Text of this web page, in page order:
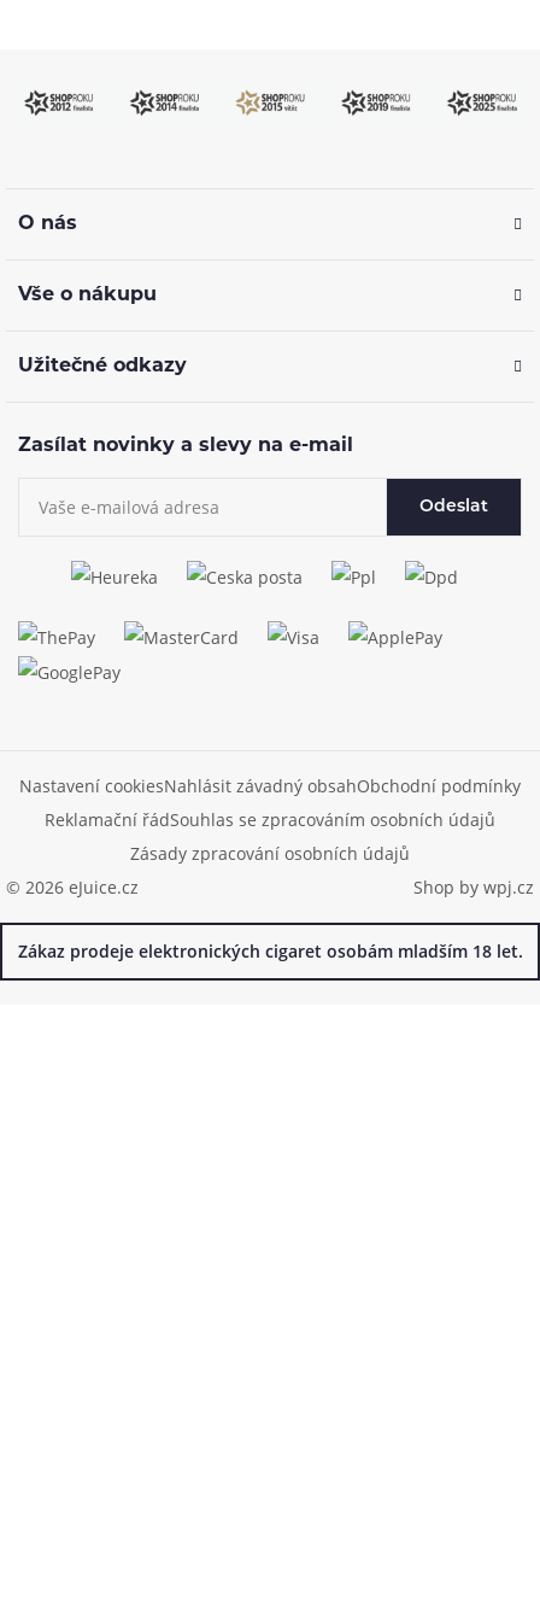
O nás
Vše o nákupu
Užitečné odkazy
Zasílat novinky a slevy na e-mail
Odeslat
© 2026 eJuice.cz
Nastavení cookiesNahlásit závadný obsahObchodní podmínky
Reklamační řádSouhlas se zpracováním osobních údajů
Zásady zpracování osobních údajů
Shop by wpj.cz
Zákaz prodeje elektronických cigaret osobám mladším 18 let.